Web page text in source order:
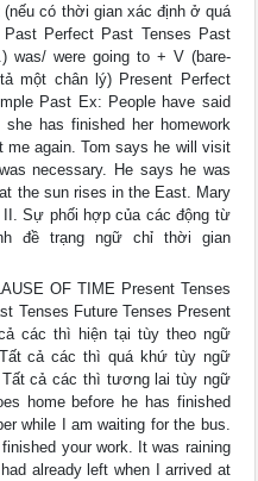
(nếu có thời gian xác định ở quá
Perfect Past Tenses Past
was/ were going to + V (bare-
một chân lý) Present Perfect
Past Ex: People have said
has finished her homework
me again. Tom says he will visit
necessary. He says he was
the sun rises in the East. Mary
Sự phối hợp của các động từ
đề trạng ngữ chỉ thời gian
OF TIME Present Tenses
Tenses Future Tenses Present
các thì hiện tại tùy theo ngữ
cả các thì quá khứ tùy ngữ
Tất cả các thì tương lai tùy ngữ
home before he has finished
while I am waiting for the bus.
your work. It was raining
already left when I arrived at